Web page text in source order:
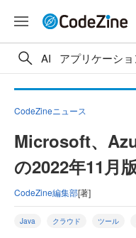
AI アプリケーシ
CodeZineニュース
Microsoft、
の2022年11月
CodeZine編集部[著]
Java クラウド ツール